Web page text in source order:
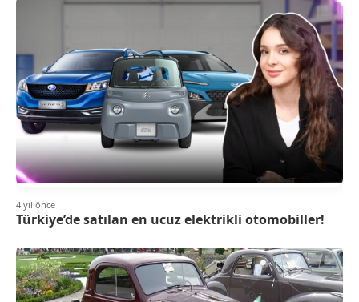
4 yıl önce
Türkiye’de satılan en ucuz elektrikli otomobiller!